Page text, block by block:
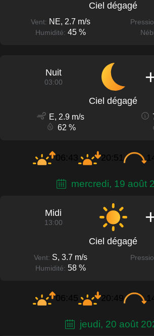
Ciel dégagé
Vent: NE, 2.7 m/s
Humidité: 45 %
Nuit
03:00
Ciel dégagé
E, 2.9 m/s
62 %
06:43 20:51
mercredi, 19 août
Midi
13:00
Ciel dégagé
Vent: S, 3.7 m/s
Humidité: 58 %
06:45 20:49
jeudi, 20 août